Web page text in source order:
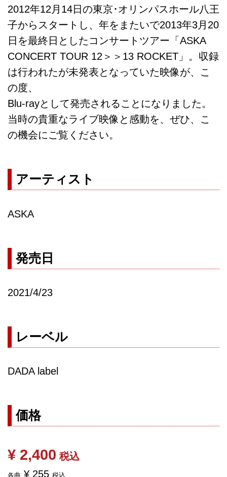
2012年12月14日の東京･オリンパスホール八王
子からスタートし、年をまたいで2013年3月20
日を最終日としたコンサートツアー「ASKA
CONCERT TOUR 12＞＞13 ROCKET」。収録
は行われたが未発表となっていた映像が、こ
の度、
Blu-rayとして発売されることになりました。
当時の貴重なライブ映像と感動を、ぜひ、こ
の機会にご覧ください。
アーティスト
ASKA
発売日
2021/4/23
レーベル
DADA label
価格
¥ 2,400 税込
各曲 ¥ 255 税込